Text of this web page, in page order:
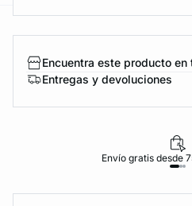
Encuentra este producto en
Entregas y devoluciones
Envío gratis desde